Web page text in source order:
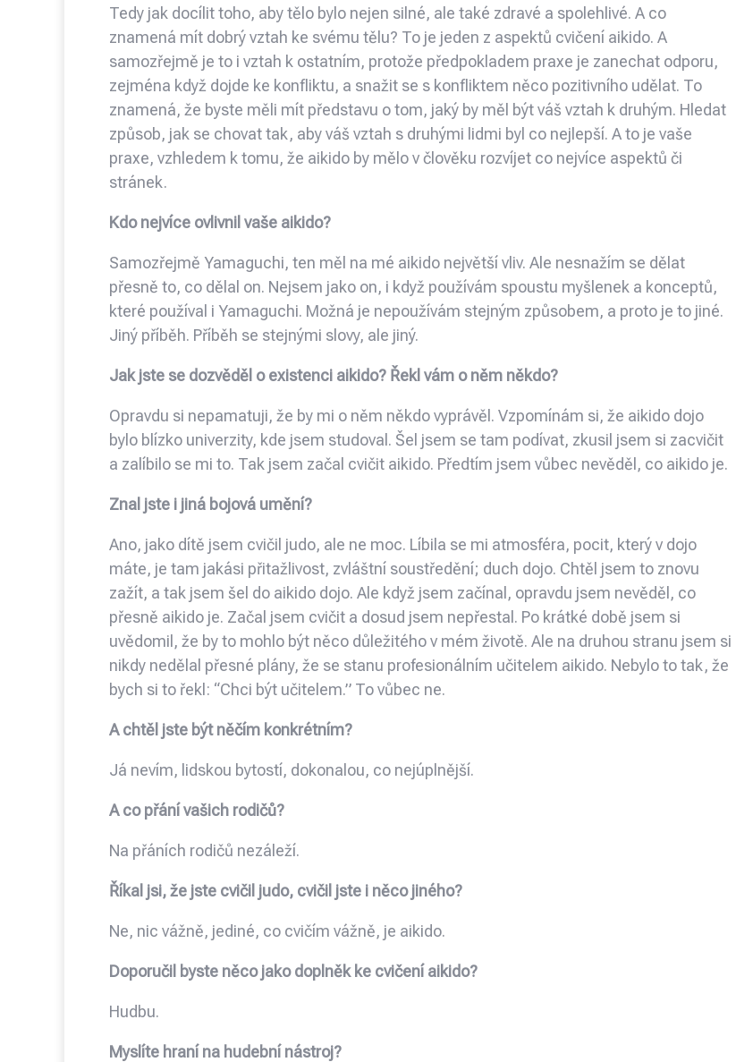
Tedy jak docílit toho, aby tělo bylo nejen silné, ale také zdravé a spolehlivé. A co
znamená mít dobrý vztah ke svému tělu? To je jeden z aspektů cvičení aikido. A
samozřejmě je to i vztah k ostatním, protože předpokladem praxe je zanechat odporu,
zejména když dojde ke konfliktu, a snažit se s konfliktem něco pozitivního udělat. To
znamená, že byste měli mít představu o tom, jaký by měl být váš vztah k druhým. Hledat
způsob, jak se chovat tak, aby váš vztah s druhými lidmi byl co nejlepší. A to je vaše
praxe, vzhledem k tomu, že aikido by mělo v člověku rozvíjet co nejvíce aspektů či
stránek.
Kdo nejvíce ovlivnil vaše aikido?
Samozřejmě Yamaguchi, ten měl na mé aikido největší vliv. Ale nesnažím se dělat
přesně to, co dělal on. Nejsem jako on, i když používám spoustu myšlenek a konceptů,
které používal i Yamaguchi. Možná je nepoužívám stejným způsobem, a proto je to jiné.
Jiný příběh. Příběh se stejnými slovy, ale jiný.
Jak jste se dozvěděl o existenci aikido? Řekl vám o něm někdo?
Opravdu si nepamatuji, že by mi o něm někdo vyprávěl. Vzpomínám si, že aikido dojo
bylo blízko univerzity, kde jsem studoval. Šel jsem se tam podívat, zkusil jsem si zacvičit
a zalíbilo se mi to. Tak jsem začal cvičit aikido. Předtím jsem vůbec nevěděl, co aikido je.
Znal jste i jiná bojová umění?
Ano, jako dítě jsem cvičil judo, ale ne moc. Líbila se mi atmosféra, pocit, který v dojo
máte, je tam jakási přitažlivost, zvláštní soustředění; duch dojo. Chtěl jsem to znovu
zažít, a tak jsem šel do aikido dojo. Ale když jsem začínal, opravdu jsem nevěděl, co
přesně aikido je. Začal jsem cvičit a dosud jsem nepřestal. Po krátké době jsem si
uvědomil, že by to mohlo být něco důležitého v mém životě. Ale na druhou stranu jsem si
nikdy nedělal přesné plány, že se stanu profesionálním učitelem aikido. Nebylo to tak, že
bych si to řekl: “Chci být učitelem.” To vůbec ne.
A chtěl jste být něčím konkrétním?
Já nevím, lidskou bytostí, dokonalou, co nejúplnější.
A co přání vašich rodičů?
Na přáních rodičů nezáleží.
Říkal jsi, že jste cvičil judo, cvičil jste i něco jiného?
Ne, nic vážně, jediné, co cvičím vážně, je aikido.
Doporučil byste něco jako doplněk ke cvičení aikido?
Hudbu.
Myslíte hraní na hudební nástroj?